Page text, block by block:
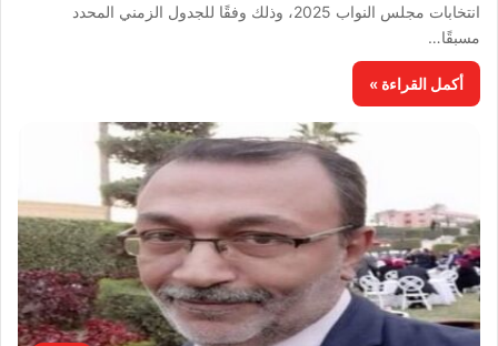
انتخابات مجلس النواب 2025، وذلك وفقًا للجدول الزمني المحدد
مسبقًا…
أكمل القراءة »